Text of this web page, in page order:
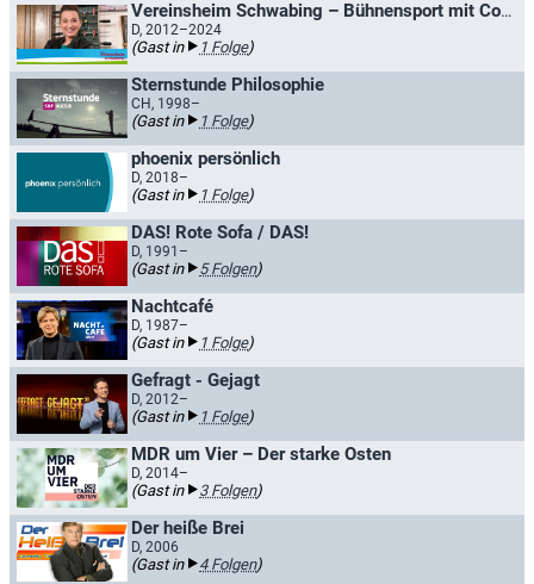
Vereinsheim Schwabing – Bühnensport mit Constanze Lindner / Bühnensport mit Mathias Tretter
D, 2012–2024
(Gast in 1 Folge)
Sternstunde Philosophie
CH, 1998–
(Gast in 1 Folge)
phoenix persönlich
D, 2018–
(Gast in 1 Folge)
DAS! Rote Sofa / DAS!
D, 1991–
(Gast in 5 Folgen)
Nachtcafé
D, 1987–
(Gast in 1 Folge)
Gefragt - Gejagt
D, 2012–
(Gast in 1 Folge)
MDR um Vier – Der starke Osten
D, 2014–
(Gast in 3 Folgen)
Der heiße Brei
D, 2006
(Gast in 4 Folgen)